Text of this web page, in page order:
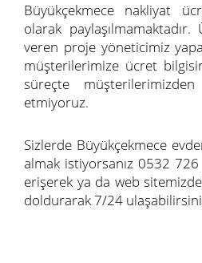
Büyükçekmece nakliyat
olarak
veren proje yöneticimiz
müşterilerimize ücret
süreçte
etmiyoruz.
Sizlerde Büyükçekmece
almak istiyorsanız 0532
erişerek ya da web
doldurarak 7/24